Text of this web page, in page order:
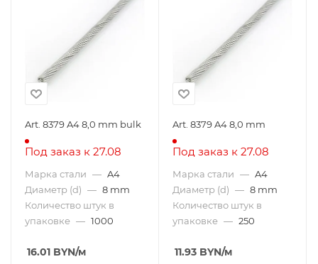
Art. 8379 A4 8,0 mm bulk
Под заказ к 27.08
Марка стали — A4
Диаметр (d) — 8 mm
Количество штук в
упаковке — 1000
16.01 BYN/м
Art. 8379 A4 8,0 mm
Под заказ к 27.08
Марка стали — A4
Диаметр (d) — 8 mm
Количество штук в
упаковке — 250
11.93 BYN/м